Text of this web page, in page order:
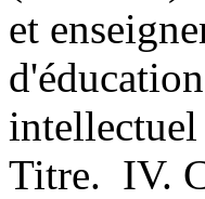
et
Titre. IV.